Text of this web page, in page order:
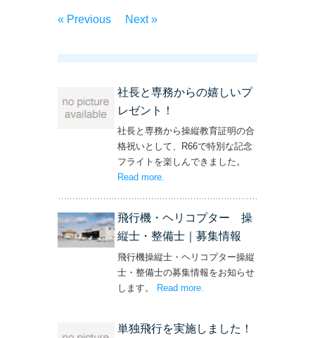
« Previous Next »
社長と専務からの嬉しいプ
レゼント！
社長と専務から操縦教育証明の合
格祝いとして、R66で特別な記念
フライトを楽しんできました。
Read more– ‘社長と専務からの嬉しいプレゼン
.
飛行機・ヘリコプター 操
縦士・整備士｜募集情報
飛行機操縦士・ヘリコプター操縦
士・整備士の募集情報をお知らせ
します。
Read more
単独飛行を実施しました！